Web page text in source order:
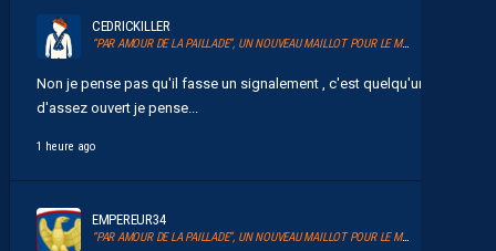
CEDRICKILLER
“PAR AMOUR DE LA PAILLADE”, UN NOUVEAU MAILLOT POUR LE MHSC
Non je pense pas qu'il fasse un signalement , c'est quelqu'un
d'assez ouvert je pense...
1 heure ago
EMPEREUR34
“PAR AMOUR DE LA PAILLADE”, UN NOUVEAU MAILLOT POUR LE MHSC